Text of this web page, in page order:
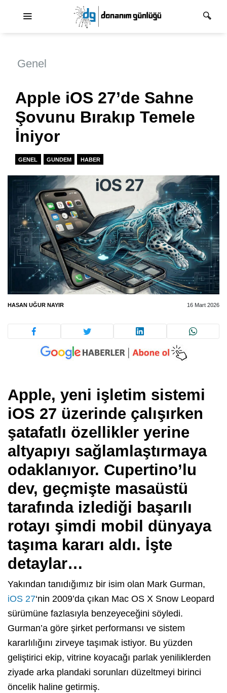
Genel
Apple iOS 27’de Sahne
Şovunu Bırakıp Temele
İniyor
GENEL GUNDEM HABER
HASAN UĞUR NAYIR 16 Mart 2026
Apple, yeni işletim sistemi
iOS 27 üzerinde çalışırken
şatafatlı özellikler yerine
altyapıyı sağlamlaştırmaya
odaklanıyor. Cupertino’lu
dev, geçmişte masaüstü
tarafında izlediği başarılı
rotayı şimdi mobil dünyaya
taşıma kararı aldı. İşte
detaylar…
Yakından tanıdığımız bir isim olan Mark Gurman,
iOS 27‘nin 2009’da çıkan Mac OS X Snow Leopard
sürümüne fazlasıyla benzeyeceğini söyledi.
Gurman’a göre şirket performansı ve sistem
kararlılığını zirveye taşımak istiyor. Bu yüzden
geliştirici ekip, vitrine koyacağı parlak yeniliklerden
ziyade arka plandaki sorunları düzeltmeyi birinci
öncelik haline getirmiş.